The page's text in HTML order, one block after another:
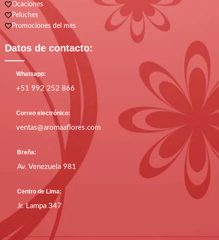
Ocaciones
Peluches
Promociones del mes
Datos de contacto:
Whatsapp:
+51 992 252 866
Correo electrónico:
ventas@aromaaflores.com
Breña:
Av. Venezuela 981
Centro de Lima:
Jr. Lampa 347